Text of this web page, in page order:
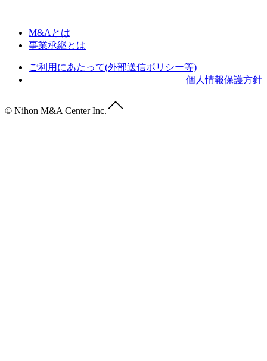
M&Aとは
事業承継とは
ご利用にあたって(外部送信ポリシー等)
個人情報保護方針
© Nihon M&A Center Inc.